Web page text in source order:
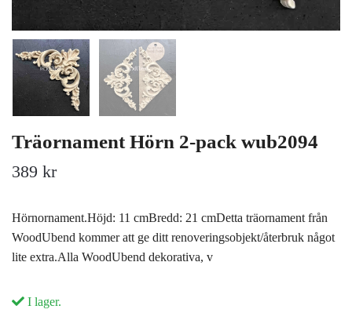
Träornament Hörn 2-pack wub2094
389 kr
Hörnornament.Höjd: 11 cmBredd: 21 cmDetta träornament från
WoodUbend kommer att ge ditt renoveringsobjekt/återbruk något
lite extra.Alla WoodUbend dekorativa, v
I lager.